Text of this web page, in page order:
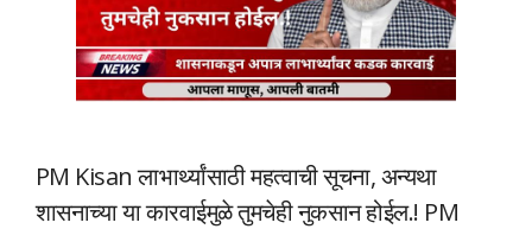
PM Kisan लाभार्थ्यांसाठी महत्वाची सूचना, अन्यथा
शासनाच्या या कारवाईमुळे तुमचेही नुकसान होईल.! PM